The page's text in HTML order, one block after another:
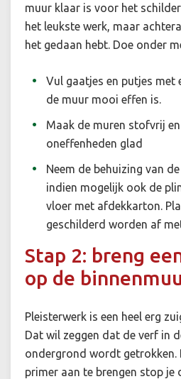
muur klaar is voor het
het leukste werk, maar
het gedaan hebt. Doe onder
Vul gaatjes en putjes met
de muur mooi effen is.
Maak de muren stofvrij
oneffenheden glad
Neem de behuizing van
indien mogelijk ook de
vloer met afdekkarton.
geschilderd worden af
Stap 2: breng
op de
Pleisterwerk is een heel erg
Dat wil zeggen dat de verf in
ondergrond wordt getrokken.
primer aan te brengen stop je